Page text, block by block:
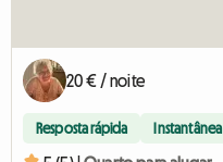
20 € / noite
Resposta rápida Instantânea